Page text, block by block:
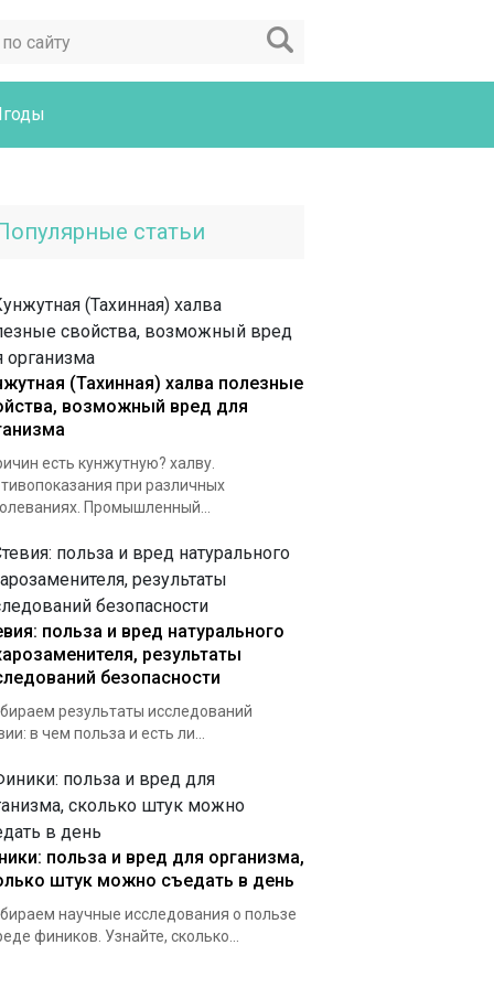
статьи
(Тахинная) халва полезные
возможный вред для
есть кунжутную? халву.
при различных
Промышленный...
польза и вред натурального
результаты
безопасности
результаты исследований
в чем польза и есть ли...
польза и вред для организма,
штук можно съедать в день
научные исследования о пользе
фиников. Узнайте, сколько...